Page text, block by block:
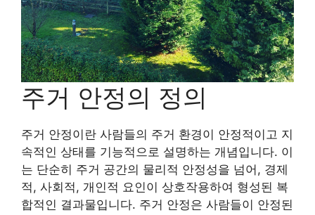
주거 안정의 정의
주거 안정이란 사람들의 주거 환경이 안정적이고 지
속적인 상태를 기능적으로 설명하는 개념입니다. 이
는 단순히 주거 공간의 물리적 안정성을 넘어, 경제
적, 사회적, 개인적 요인이 상호작용하여 형성된 복
합적인 결과물입니다. 주거 안정은 사람들이 안정된